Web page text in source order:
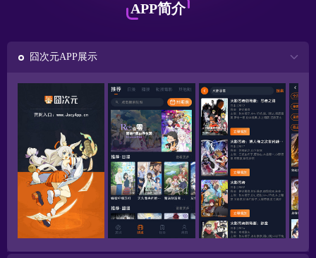
APP简介
囧次元APP展示